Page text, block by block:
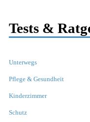
Tests &
Unterwegs
Pflege & Gesundheit
Kinderzimmer
Schutz